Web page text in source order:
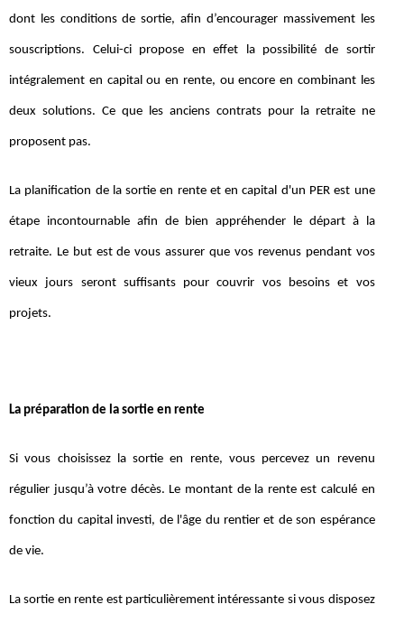
dont les conditions de sortie, afin d’encourager massivement les
souscriptions. Celui-ci propose en effet la possibilité de sortir
intégralement en capital ou en rente, ou encore en combinant les
deux solutions. Ce que les anciens contrats pour la retraite ne
proposent pas.
La planification de la sortie en rente et en capital d'un PER est une
étape incontournable afin de bien appréhender le départ à la
retraite. Le but est de vous assurer que vos revenus pendant vos
vieux jours seront suffisants pour couvrir vos besoins et vos
projets.
La préparation de la sortie en rente
Si vous choisissez la sortie en rente, vous percevez un revenu
régulier jusqu’à votre décès. Le montant de la rente est calculé en
fonction du capital investi, de l'âge du rentier et de son espérance
de vie.
La sortie en rente est particulièrement intéressante si vous disposez